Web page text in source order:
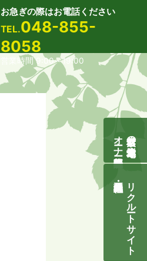
お急ぎの際はお電話ください
TEL.048-855-
8058
営業時間 9:00～19:00
自然素材の無垢木造住宅
オーナー様募集説明会
リクルートサイト